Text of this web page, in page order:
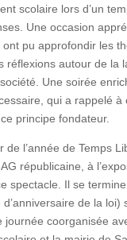
scolaire lors d’un
Une occasion
ont pu approfondir les
réflexions autour de la
Une soirée
qui a rappelé à
principe fondateur.
de l’année de Temps
républicaine, à
spectacle. Il se
de la loi)
journée coorganisée